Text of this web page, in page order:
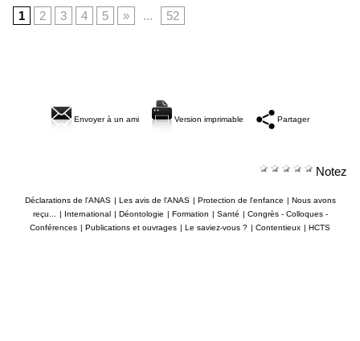
1
2 3 4 5 » ... 52
Envoyer à un ami Version imprimable Partager
Notez
Déclarations de l'ANAS | Les avis de l'ANAS | Protection de l'enfance | Nous avons
reçu...
| International | Déontologie | Formation | Santé | Congrès - Colloques -
Conférences | Publications et ouvrages | Le saviez-vous ? | Contentieux | HCTS